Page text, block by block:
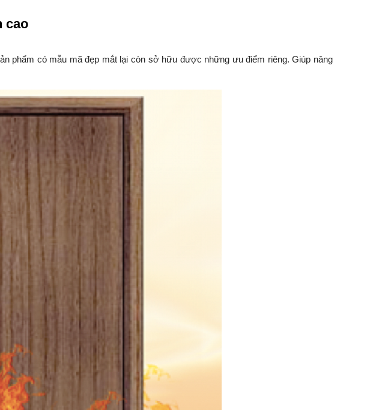
cao
phẩm có mẫu mã đẹp mắt lại còn sở hữu được những ưu điểm riêng. Giúp nâng